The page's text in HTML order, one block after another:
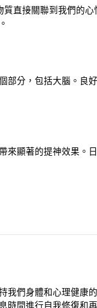
質直接關聯到我們的心
部分，包括大腦。良
來顯著的提神效果。
我們身體和心理健康
時間進行自我修復和再